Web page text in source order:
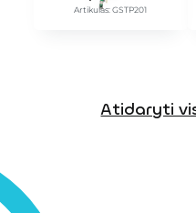
Artikulas: GSTP201
Atidaryti